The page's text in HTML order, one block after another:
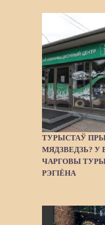
ТУРЫСТАЎ
МЯДЗВЕДЗЬ? У
ЧАРГОВЫ
РЭГІЁНА